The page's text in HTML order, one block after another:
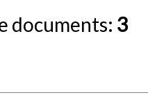
documents: 3